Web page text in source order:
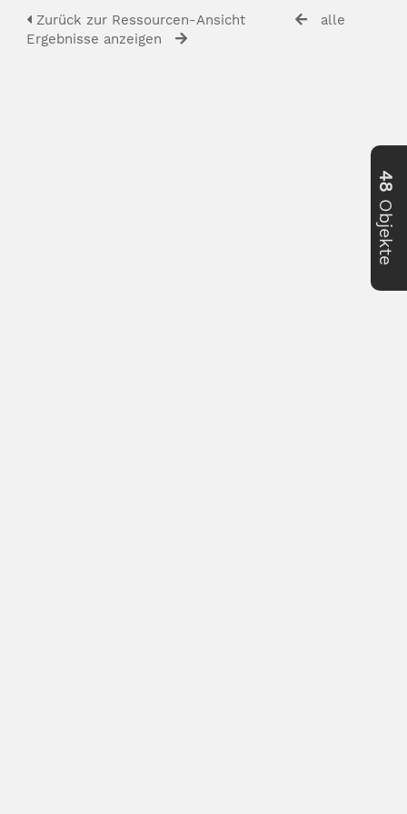
Zurück zur Ressourcen-Ansicht
alle
Ergebnisse anzeigen
48
Objekte